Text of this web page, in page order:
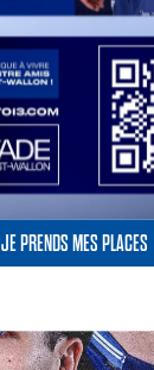
JE PRENDS MES PLACES